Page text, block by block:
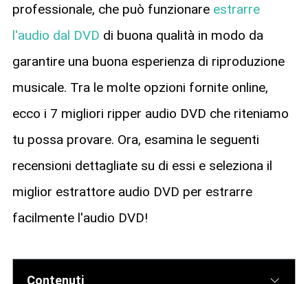
professionale, che può funzionare estrarre
l'audio dal DVD di buona qualità in modo da
garantire una buona esperienza di riproduzione
musicale. Tra le molte opzioni fornite online,
ecco i 7 migliori ripper audio DVD che riteniamo
tu possa provare. Ora, esamina le seguenti
recensioni dettagliate su di essi e seleziona il
miglior estrattore audio DVD per estrarre
facilmente l'audio DVD!
Contenuti